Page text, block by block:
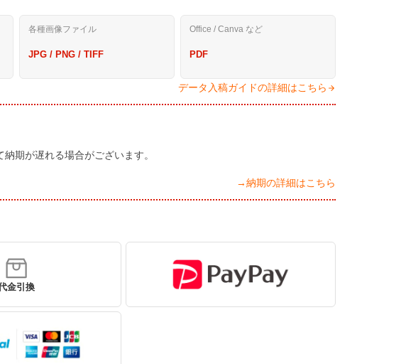
各種画像ファイル
JPG / PNG / TIFF
Office / Canva など
PDF
データ入稿ガイドの詳細はこちら
期が遅れる場合がございます。
→納期の詳細はこちら
金引換